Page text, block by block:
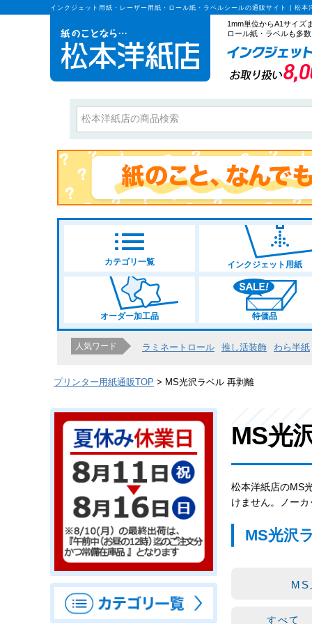
インクジェット用紙・レーザー用紙・ロール紙・ラベルシールの通販サイト | 松本
1mm単位からA1サイズ
ロール紙・ラベルも多
カテゴリ一覧 インクジェット用紙
オーダー加工品 特価品
人気ワード ラミネートロール 推し活装飾 わら半紙
プリンター用紙通販TOP MS光沢ラベル 再剥離
MS光
松本洋紙店のMS
けません。ノー
MS光沢
MS
すべて